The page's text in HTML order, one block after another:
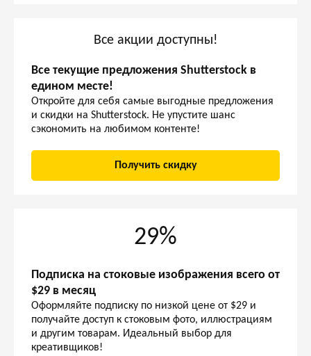
Все акции доступны!
Все текущие предложения Shutterstock в
едином месте!
Откройте для себя самые выгодные предложения
и скидки на Shutterstock. Не упустите шанс
сэкономить на любимом контенте!
Получить скидку
29%
Подписка на стоковые изображения всего от
$29 в месяц
Оформляйте подписку по низкой цене от $29 и
получайте доступ к стоковым фото, иллюстрациям
и другим товарам. Идеальный выбор для
креативщиков!